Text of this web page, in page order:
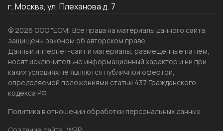
г. Москва, ул. Плеханова д. 7
© 2026 ООО "ЕСМ". Все права на материалы данного сайта
защищены законом об авторском праве.
Данный интернет-сайт и материалы, размещенные на нем,
носят исключительно информационный характер и ни при
каких условиях не являются публичной офертой,
определяемой положениями статьи 437 Гражданского
кодекса РФ.
Политика в отношении обработки персональных данных